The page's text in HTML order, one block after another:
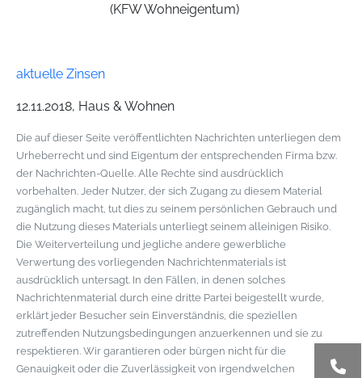
(KFW Wohneigentum)
aktuelle Zinsen
12.11.2018, Haus & Wohnen
Die auf dieser Seite veröffentlichten Nachrichten unterliegen dem
Urheberrecht und sind Eigentum der entsprechenden Firma bzw.
der Nachrichten-Quelle. Alle Rechte sind ausdrücklich
vorbehalten. Jeder Nutzer, der sich Zugang zu diesem Material
zugänglich macht, tut dies zu seinem persönlichen Gebrauch und
die Nutzung dieses Materials unterliegt seinem alleinigen Risiko.
Die Weiterverteilung und jegliche andere gewerbliche
Verwertung des vorliegenden Nachrichtenmaterials ist
ausdrücklich untersagt. In den Fällen, in denen solches
Nachrichtenmaterial durch eine dritte Partei beigestellt wurde,
erklärt jeder Besucher sein Einverständnis, die speziellen
zutreffenden Nutzungsbedingungen anzuerkennen und sie zu
respektieren. Wir garantieren oder bürgen nicht für die
Genauigkeit oder die Zuverlässigkeit von irgendwelchen